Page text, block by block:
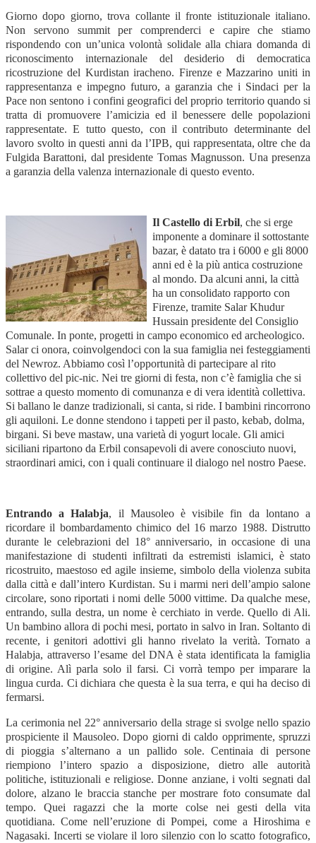
Giorno dopo giorno, trova collante il fronte istituzionale italiano.
Non servono summit per comprenderci e capire che stiamo
rispondendo con un’unica volontà solidale alla chiara domanda di
riconoscimento internazionale del desiderio di democratica
ricostruzione del Kurdistan iracheno. Firenze e Mazzarino uniti in
rappresentanza e impegno futuro, a garanzia che i Sindaci per la
Pace non sentono i confini geografici del proprio territorio quando si
tratta di promuovere l’amicizia ed il benessere delle popolazioni
rappresentate. E tutto questo, con il contributo determinante del
lavoro svolto in questi anni da l’IPB, qui rappresentata, oltre che da
Fulgida Barattoni, dal presidente Tomas Magnusson. Una presenza
a garanzia della valenza internazionale di questo evento.
Il Castello di Erbil, che si erge
imponente a dominare il sottostante
bazar, è datato tra i 6000 e gli 8000
anni ed è la più antica costruzione
al mondo. Da alcuni anni, la città
ha un consolidato rapporto con
Firenze, tramite Salar Khudur
Hussain presidente del Consiglio
Comunale. In ponte, progetti in campo economico ed archeologico.
Salar ci onora, coinvolgendoci con la sua famiglia nei festeggiamenti
del Newroz. Abbiamo così l’opportunità di partecipare al rito
collettivo del pic-nic. Nei tre giorni di festa, non c’è famiglia che si
sottrae a questo momento di comunanza e di vera identità collettiva.
Si ballano le danze tradizionali, si canta, si ride. I bambini rincorrono
gli aquiloni. Le donne stendono i tappeti per il pasto, kebab, dolma,
birgani. Si beve mastaw, una varietà di yogurt locale. Gli amici
siciliani ripartono da Erbil consapevoli di avere conosciuto nuovi,
straordinari amici, con i quali continuare il dialogo nel nostro Paese.
Entrando a Halabja, il Mausoleo è visibile fin da lontano a
ricordare il bombardamento chimico del 16 marzo 1988. Distrutto
durante le celebrazioni del 18° anniversario, in occasione di una
manifestazione di studenti infiltrati da estremisti islamici, è stato
ricostruito, maestoso ed agile insieme, simbolo della violenza subita
dalla città e dall’intero Kurdistan. Su i marmi neri dell’ampio salone
circolare, sono riportati i nomi delle 5000 vittime. Da qualche mese,
entrando, sulla destra, un nome è cerchiato in verde. Quello di Ali.
Un bambino allora di pochi mesi, portato in salvo in Iran. Soltanto di
recente, i genitori adottivi gli hanno rivelato la verità. Tornato a
Halabja, attraverso l’esame del DNA è stata identificata la famiglia
di origine. Alì parla solo il farsi. Ci vorrà tempo per imparare la
lingua curda. Ci dichiara che questa è la sua terra, e qui ha deciso di
fermarsi.
La cerimonia nel 22° anniversario della strage si svolge nello spazio
prospiciente il Mausoleo. Dopo giorni di caldo opprimente, spruzzi
di pioggia s’alternano a un pallido sole. Centinaia di persone
riempiono l’intero spazio a disposizione, dietro alle autorità
politiche, istituzionali e religiose. Donne anziane, i volti segnati dal
dolore, alzano le braccia stanche per mostrare foto consumate dal
tempo. Quei ragazzi che la morte colse nei gesti della vita
quotidiana. Come nell’eruzione di Pompei, come a Hiroshima e
Nagasaki. Incerti se violare il loro silenzio con lo scatto fotografico,